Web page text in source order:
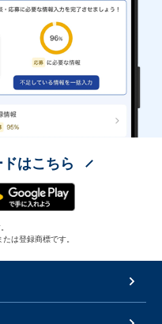
はこちら
は登録商標です。